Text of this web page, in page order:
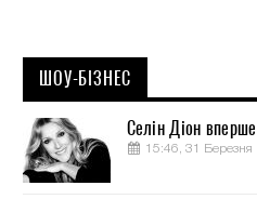
ШОУ-БІЗНЕС
Селін Діон
15:46, 31 Березня